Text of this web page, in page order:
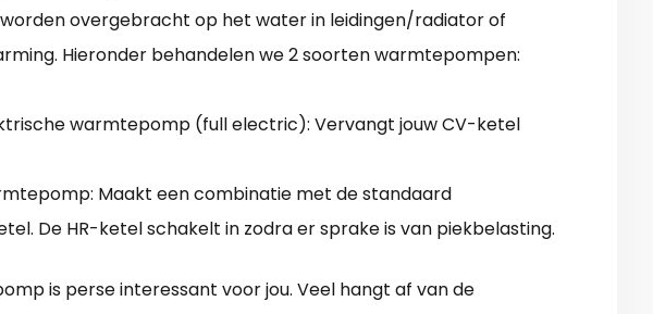
overgebracht op het water in leidingen/radiator of
Hieronder behandelen we 2 soorten warmtepompen:
warmtepomp (full electric): Vervangt jouw CV-ketel
Maakt een combinatie met de standaard
De HR-ketel schakelt in zodra er sprake is van piekbelasting.
is perse interessant voor jou. Veel hangt af van de